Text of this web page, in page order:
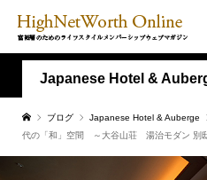
Japanese Hotel &
ブログ Japanese Hotel & Auberge
代の「和」空間 ～大谷山荘 湯治モダン 別